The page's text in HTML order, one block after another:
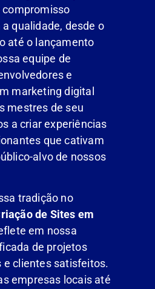
compromisso
qualidade, desde o
até o lançamento
equipe de
e
marketing digital
mestres de seu
a criar experiências
que cativam
alvo de nossos
tradição no
de Sites em
em nossa
de projetos
e clientes satisfeitos.
empresas locais até